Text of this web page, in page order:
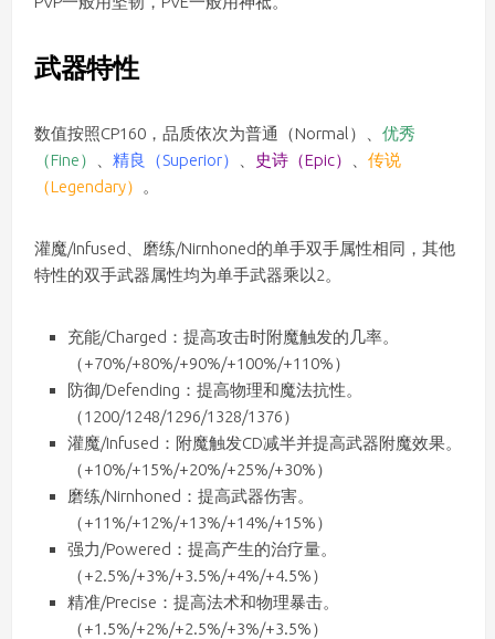
武器特性
数值按照CP160，品质依次为普通（Normal）、 优秀
（Fine）
精良（Superior） 史诗（Epic）
传说
（Legendary）
。
灌魔/Infused、磨练/Nirnhoned的单手双手属性相同，其他
特性的双手武器属性均为单手武器乘以2。
充能/Charged：提高攻击时附魔触发的几率。
（+70%/+80%/+90%/+100%/+110%）
防御/Defending：提高物理和魔法抗性。
（1200/1248/1296/1328/1376）
灌魔/Infused：附魔触发CD减半并提高武器附魔效果。
（+10%/+15%/+20%/+25%/+30%）
磨练/Nirnhoned：提高武器伤害。
（+11%/+12%/+13%/+14%/+15%）
强力/Powered：提高产生的治疗量。
（+2.5%/+3%/+3.5%/+4%/+4.5%）
精准/Precise：提高法术和物理暴击。
（+1.5%/+2%/+2.5%/+3%/+3.5%）